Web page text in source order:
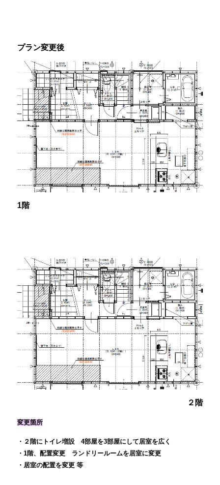
プラン変更後
1階
２階
変更箇所
・２階にトイレ増設 4部屋を3部屋にして居室を広く
・1階、配置変更 ランドリールームを居室に変更
・居室の配置を変更 等